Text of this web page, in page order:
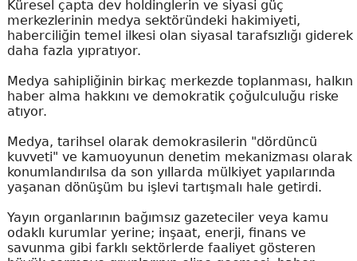
Küresel çapta dev holdinglerin ve siyasi güç
merkezlerinin medya sektöründeki hakimiyeti,
haberciliğin temel ilkesi olan siyasal tarafsızlığı giderek
daha fazla yıpratıyor.
Medya sahipliğinin birkaç merkezde toplanması, halkın
haber alma hakkını ve demokratik çoğulculuğu riske
atıyor.
Medya, tarihsel olarak demokrasilerin "dördüncü
kuvveti" ve kamuoyunun denetim mekanizması olarak
konumlandırılsa da son yıllarda mülkiyet yapılarında
yaşanan dönüşüm bu işlevi tartışmalı hale getirdi.
Yayın organlarının bağımsız gazeteciler veya kamu
odaklı kurumlar yerine; inşaat, enerji, finans ve
savunma gibi farklı sektörlerde faaliyet gösteren